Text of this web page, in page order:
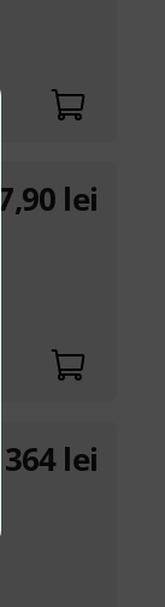
7,90 lei
364 lei